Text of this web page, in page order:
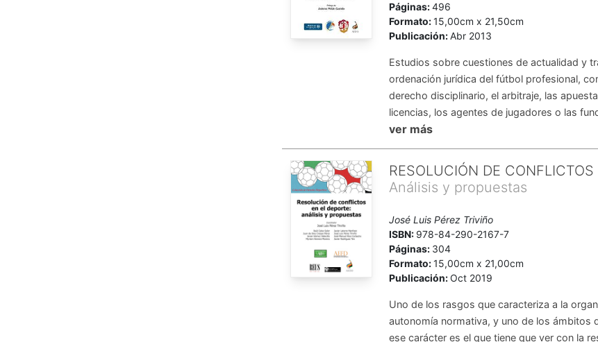
Páginas:496
Formato:15,00cm x 21,50cm
Publicación:Abr 2013
Estudios sobre cuestiones de actualidad y
ordenación jurídica del fútbol profesional,
derecho disciplinario, el arbitraje, las
licencias, los agentes de jugadores o las
ver más
RESOLUCIÓN DE
Análisis y propuestas
José Luis Pérez Triviño
ISBN: 978-84-290-2167-7
Páginas: 304
Formato:15,00cm x 21,00cm
Publicación:Oct 2019
Uno de los rasgos que caracteriza a la
autonomía normativa, y uno de los ámbitos
ese carácter es el que tiene que ver con la